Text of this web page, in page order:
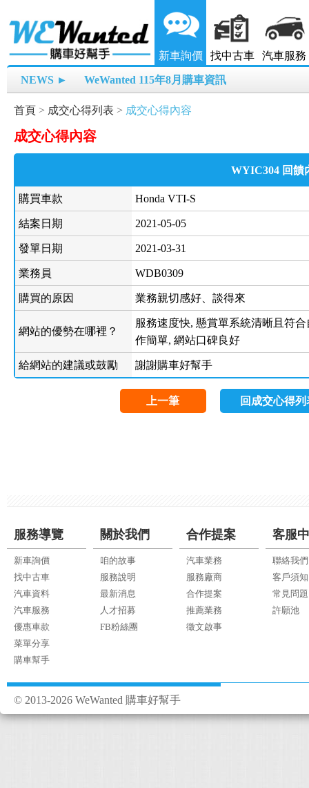
新車詢價 找中古車 汽車服務
NEWS ► WeWanted 115年8月購車資訊
首頁 > 成交心得列表 > 成交心得內容
成交心得內容
WYIC304 回饋
購買車款 Honda VTI-S
結案日期 2021-05-05
發單日期 2021-03-31
業務員 WDB0309
購買的原因 業務親切感好、談得來
網站的優勢在哪裡？
服務速度快, 懸賞單系統清晰且符
作簡單, 網站口碑良好
給網站的建議或鼓勵 謝謝購車好幫手
上一筆 回成交心得列
服務導覽
新車詢價
找中古車
汽車資料
汽車服務
優惠車款
菜單分享
購車幫手
關於我們
咱的故事
服務說明
最新消息
人才招募
FB粉絲團
合作提案
汽車業務
服務廠商
合作提案
推薦業務
徵文啟事
客服
聯絡我們
客戶須知
常見問題
許願池
© 2013-2026 WeWanted 購車好幫手